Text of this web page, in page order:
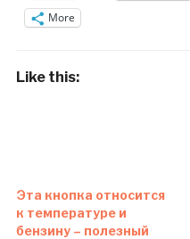
More
Like this:
Эта кнопка относится
к температуре и
бензину – полезный